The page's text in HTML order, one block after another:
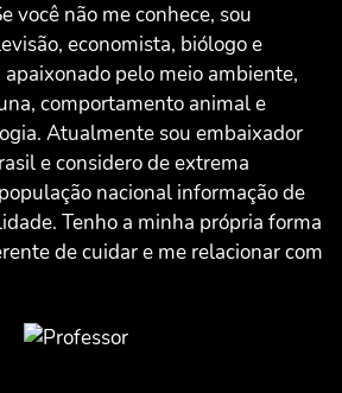
você não me conhece, sou
economista, biólogo e
pelo meio ambiente,
comportamento animal e
Atualmente sou embaixador
e considero de extrema
nacional informação de
Tenho a minha própria forma
de cuidar e me relacionar com
para os brasileiros conhecimentos
juntamente com o biólogo